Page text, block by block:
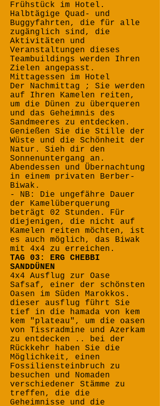
Frühstück im Hotel.
Halbtägige Quad- und
Buggyfahrten, die für alle
zugänglich sind, die
Aktivitäten und
Veranstaltungen dieses
Teambuildings werden Ihren
Zielen angepasst.
Mittagessen im Hotel
Der Nachmittag ; Sie werden
auf Ihren Kamelen reiten,
um die Dünen zu überqueren
und das Geheimnis des
Sandmeeres zu entdecken.
Genießen Sie die Stille der
Wüste und die Schönheit der
Natur. Sieh dir den
Sonnenuntergang an.
Abendessen und Übernachtung
in einem privaten Berber-
Biwak.
- NB: Die ungefähre Dauer
der Kamelüberquerung
beträgt 02 Stunden. Für
diejenigen, die nicht auf
Kamelen reiten möchten, ist
es auch möglich, das Biwak
mit 4x4 zu erreichen.
TAG 03: ERG CHEBBI
SANDDÜNEN
4x4 Ausflug zur Oase
Safsaf, einer der schönsten
Oasen im Süden Marokkos.
dieser ausflug führt Sie
tief in die hamada von kem
kem "plateau", um die oasen
von Tissradmine und Azerkam
zu entdecken .. bei der
Rückkehr haben Sie die
Möglichkeit, einen
Fossiliensteinbruch zu
besuchen und Nomaden
verschiedener Stämme zu
treffen, die die
Geheimnisse und die